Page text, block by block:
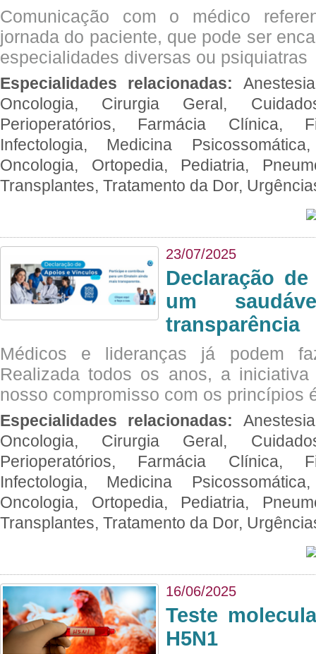
Comunicação com o médico
jornada do paciente, que pode ser
especialidades diversas ou psiquiatras
Especialidades relacionadas:
Oncologia, Cirurgia Geral,
Perioperatórios, Farmácia Clínica,
Infectologia, Medicina
Oncologia, Ortopedia, Pediatria,
Transplantes, Tratamento da Dor,
23/07/2025
Declaração
um
transparência
Médicos e lideranças já podem
Realizada todos os anos, a
nosso compromisso com os princípios
Especialidades relacionadas:
Oncologia, Cirurgia Geral,
Perioperatórios, Farmácia Clínica,
Infectologia, Medicina
Oncologia, Ortopedia, Pediatria,
Transplantes, Tratamento da Dor,
16/06/2025
Teste
H5N1